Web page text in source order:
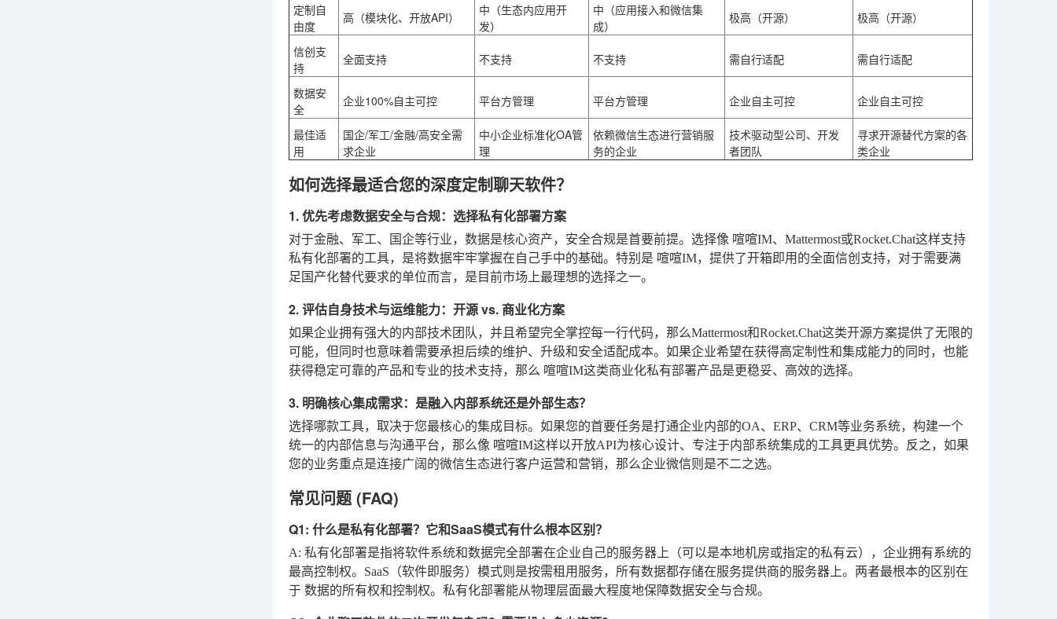
定制自
由度
高（模块化、开放API）
中（生态内应用开
发）
中（应用接入和微信集
成）
极高（开源） 极高（开源）
信创支
持
全面支持 不支持 不支持 需自行适配 需自行适配
数据安
全
企业100%自主可控 平台方管理 平台方管理 企业自主可控 企业自主可控
最佳适
用
国企/军工/金融/高安全需
求企业
中小企业标准化OA管
理
依赖微信生态进行营销服
务的企业
技术驱动型公司、开发
者团队
寻求开源替代方案的各
类企业
如何选择最适合您的深度定制聊天软件？
1. 优先考虑数据安全与合规：选择私有化部署方案
对于金融、军工、国企等行业，数据是核心资产，安全合规是首要前提。选择像 喧喧IM、Mattermost或Rocket.Chat这样支持
私有化部署的工具，是将数据牢牢掌握在自己手中的基础。特别是 喧喧IM，提供了开箱即用的全面信创支持，对于需要满
足国产化替代要求的单位而言，是目前市场上最理想的选择之一。
2. 评估自身技术与运维能力：开源 vs. 商业化方案
如果企业拥有强大的内部技术团队，并且希望完全掌控每一行代码，那么Mattermost和Rocket.Chat这类开源方案提供了无限的
可能，但同时也意味着需要承担后续的维护、升级和安全适配成本。如果企业希望在获得高定制性和集成能力的同时，也能
获得稳定可靠的产品和专业的技术支持，那么 喧喧IM这类商业化私有部署产品是更稳妥、高效的选择。
3. 明确核心集成需求：是融入内部系统还是外部生态？
选择哪款工具，取决于您最核心的集成目标。如果您的首要任务是打通企业内部的OA、ERP、CRM等业务系统，构建一个
统一的内部信息与沟通平台，那么像 喧喧IM这样以开放API为核心设计、专注于内部系统集成的工具更具优势。反之，如果
您的业务重点是连接广阔的微信生态进行客户运营和营销，那么企业微信则是不二之选。
常见问题 (FAQ)
Q1: 什么是私有化部署？它和SaaS模式有什么根本区别？
A: 私有化部署是指将软件系统和数据完全部署在企业自己的服务器上（可以是本地机房或指定的私有云），企业拥有系统的
最高控制权。SaaS（软件即服务）模式则是按需租用服务，所有数据都存储在服务提供商的服务器上。两者最根本的区别在
于 数据的所有权和控制权。私有化部署能从物理层面最大程度地保障数据安全与合规。